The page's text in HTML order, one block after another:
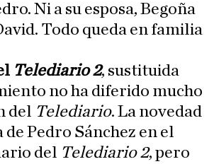
Ni a su esposa, Begoña
Todo queda en familia
Telediario 2, sustituida
no ha diferido mucho
del Telediario. La novedad
Pedro Sánchez en el
del Telediario 2, pero